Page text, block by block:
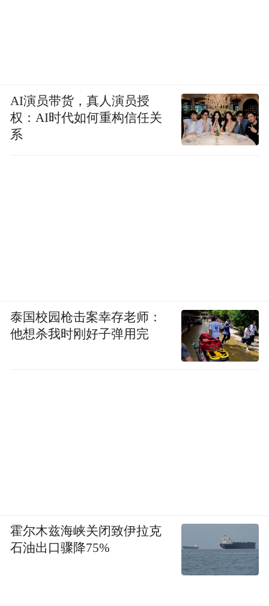
AI演员带货，真人演员授
权：AI时代如何重构信任关
系
泰国校园枪击案幸存老师：
他想杀我时刚好子弹用完
霍尔木兹海峡关闭致伊拉克
石油出口骤降75%